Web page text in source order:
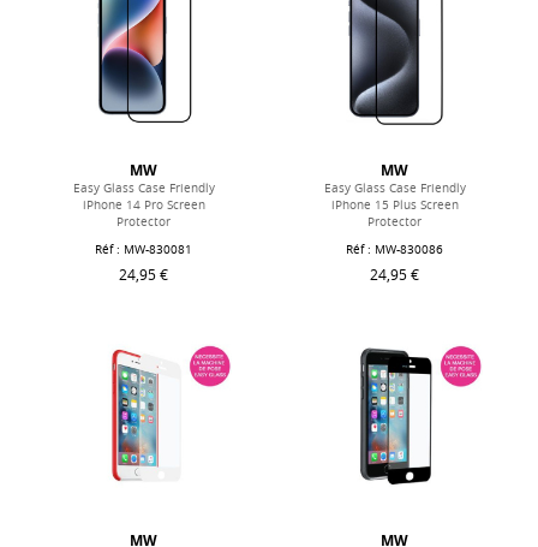
MW
Easy Glass Case Friendly
iPhone 14 Pro Screen
Protector
Réf : MW-830081
24,95 €
MW
Easy Glass Case Friendly
iPhone 15 Plus Screen
Protector
Réf : MW-830086
24,95 €
MW MW